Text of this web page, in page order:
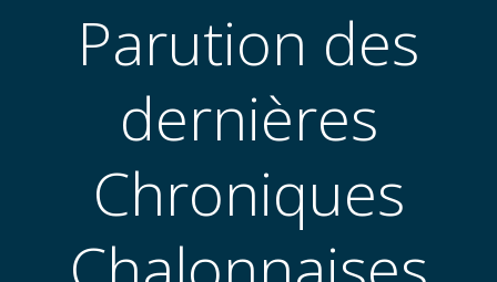
Parution des
dernières
Chroniques